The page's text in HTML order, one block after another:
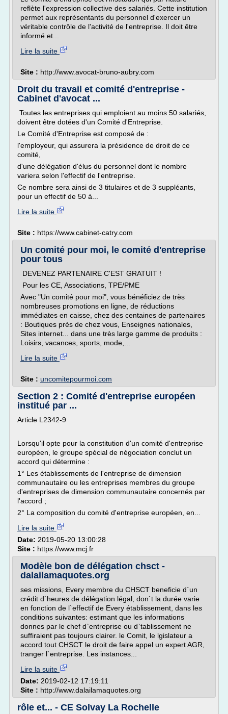
reflète l'expression collective des salariés. Cette institution
permet aux représentants du personnel d'exercer un
véritable contrôle de l'activité de l'entreprise. Il doit être
informé et...
Lire la suite
Site : http://www.avocat-bruno-aubry.com
Droit du travail et comité d'entreprise -
Cabinet d'avocat ...
Toutes les entreprises qui emploient au moins 50 salariés,
doivent être dotées d'un Comité d'Entreprise.
Le Comité d'Entreprise est composé de :
l'employeur, qui assurera la présidence de droit de ce
comité,
d'une délégation d'élus du personnel dont le nombre
variera selon l'effectif de l'entreprise.
Ce nombre sera ainsi de 3 titulaires et de 3 suppléants,
pour un effectif de 50 à...
Lire la suite
Site : https://www.cabinet-catry.com
Un comité pour moi, le comité d'entreprise
pour tous
DEVENEZ PARTENAIRE C'EST GRATUIT !
Pour les CE, Associations, TPE/PME
Avec "Un comité pour moi", vous bénéficiez de très
nombreuses promotions en ligne, de réductions
immédiates en caisse, chez des centaines de partenaires
: Boutiques près de chez vous, Enseignes nationales,
Sites internet... dans une très large gamme de produits :
Loisirs, vacances, sports, mode,...
Lire la suite
Site : uncomitepourmoi.com
Section 2 : Comité d'entreprise européen
institué par ...
Article L2342-9
Lorsqu'il opte pour la constitution d'un comité d'entreprise
européen, le groupe spécial de négociation conclut un
accord qui détermine :
1° Les établissements de l'entreprise de dimension
communautaire ou les entreprises membres du groupe
d'entreprises de dimension communautaire concernés par
l'accord ;
2° La composition du comité d'entreprise européen, en...
Lire la suite
Date: 2019-05-20 13:00:28
Site : https://www.mcj.fr
Modèle bon de délégation chsct -
dalailamaquotes.org
ses missions, Every membre du CHSCT beneficie d`un
crédit d`heures de délégation légal, don`t la durée varie
en fonction de l`effectif de Every établissement, dans les
conditions suivantes: estimant que les informations
donnes par le chef d`entreprise ou d`tablissement ne
suffiraient pas toujours clairer. le Comit, le lgislateur a
accord tout CHSCT le droit de faire appel un expert AGR,
tranger l`entreprise. Les instances...
Lire la suite
Date: 2019-02-12 17:19:11
Site : http://www.dalailamaquotes.org
rôle et... - CE Solvay La Rochelle